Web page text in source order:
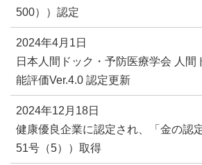
500））認定
2024年4月1日
日本人間ドック・予防医療学会 人間
能評価Ver.4.0 認定更新
2024年12月18日
健康優良企業に認定され、「金の認
51号（5））取得